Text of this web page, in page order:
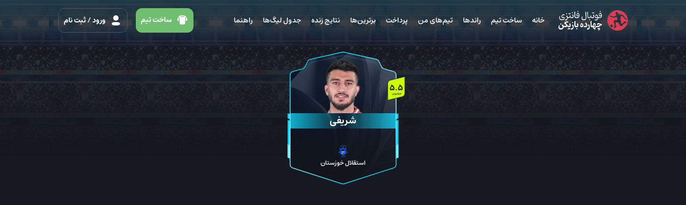
خانه ساخت تیم راندها تیم‌های من پرداخت برترین‌ها نتایج زنده جدول لیگ‌ها راهنما ساخت تیم ورود/ ثبت نام
شریفی
5.5
میلیون
استقلال خوزستان